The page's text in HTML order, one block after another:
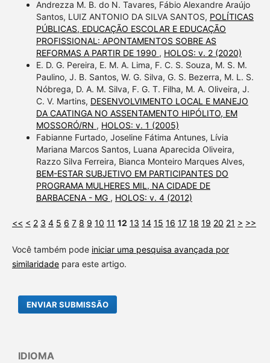
Andrezza M. B. do N. Tavares, Fábio Alexandre Araújo
Santos, LUIZ ANTONIO DA SILVA SANTOS, POLÍTICAS
PÚBLICAS, EDUCAÇÃO ESCOLAR E EDUCAÇÃO
PROFISSIONAL: APONTAMENTOS SOBRE AS
REFORMAS A PARTIR DE 1990 , HOLOS: v. 2 (2020)
E. D. G. Pereira, E. M. A. Lima, F. C. S. Souza, M. S. M.
Paulino, J. B. Santos, W. G. Silva, G. S. Bezerra, M. L. S.
Nóbrega, D. A. M. Silva, F. G. T. Filha, M. A. Oliveira, J.
C. V. Martins, DESENVOLVIMENTO LOCAL E MANEJO
DA CAATINGA NO ASSENTAMENTO HIPÓLITO, EM
MOSSORÓ/RN , HOLOS: v. 1 (2005)
Fabianne Furtado, Joseline Fátima Antunes, Lívia
Mariana Marcos Santos, Luana Aparecida Oliveira,
Razzo Silva Ferreira, Bianca Monteiro Marques Alves,
BEM-ESTAR SUBJETIVO EM PARTICIPANTES DO
PROGRAMA MULHERES MIL, NA CIDADE DE
BARBACENA - MG , HOLOS: v. 4 (2012)
<< < 2 3 4 5 6 7 8 9 10 11 12 13 14 15 16 17 18 19 20 21 > >>
Você também pode iniciar uma pesquisa avançada por
similaridadepara este artigo.
ENVIAR SUBMISSÃO
IDIOMA